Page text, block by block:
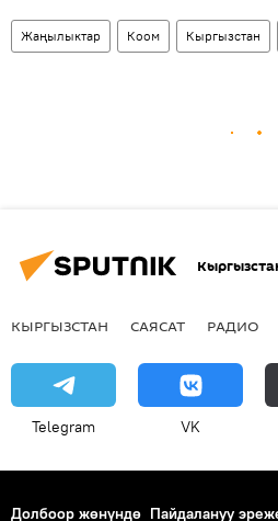
Жаңылыктар Коом Кыргызстан
КЫРГЫЗСТАН САЯСАТ РАДИО
Telegram VK
Долбоор жөнүндө Пайдалануу